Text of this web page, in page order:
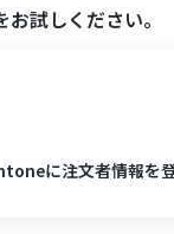
試しください。
に注文者情報を